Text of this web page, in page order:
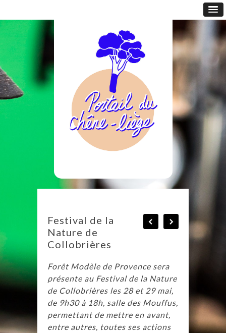
Festival de la
Nature de
Collobrières
Forêt Modèle de Provence sera
présente au Festival de la Nature
de Collobrières les 28 et 29 mai,
de 9h30 à 18h, salle des Mouffus,
permettant de mettre en avant,
entre autres, toutes ses actions